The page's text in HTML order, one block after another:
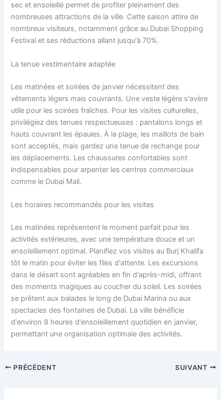
sec et ensoleillé permet de profiter pleinement des
nombreuses attractions de la ville. Cette saison attire de
nombreux visiteurs, notamment grâce au Dubai Shopping
Festival et ses réductions allant jusqu'à 70%.
La tenue vestimentaire adaptée
Les matinées et soirées de janvier nécessitent des
vêtements légers mais couvrants. Une veste légère s'avère
utile pour les soirées fraîches. Pour les visites culturelles,
privilégiez des tenues respectueuses : pantalons longs et
hauts couvrant les épaules. À la plage, les maillots de bain
sont acceptés, mais gardez une tenue de rechange pour
les déplacements. Les chaussures confortables sont
indispensables pour arpenter les centres commerciaux
comme le Dubai Mall.
Les horaires recommandés pour les visites
Les matinées représentent le moment parfait pour les
activités extérieures, avec une température douce et un
ensoleillement optimal. Planifiez vos visites au Burj Khalifa
tôt le matin pour éviter les files d'attente. Les excursions
dans le désert sont agréables en fin d'après-midi, offrant
des moments magiques au coucher du soleil. Les soirées
se prêtent aux balades le long de Dubai Marina ou aux
spectacles des fontaines de Dubaï. La ville bénéficie
d'environ 8 heures d'ensoleillement quotidien en janvier,
permettant une organisation optimale des activités.
PRÉCÉDENT SUIVANT